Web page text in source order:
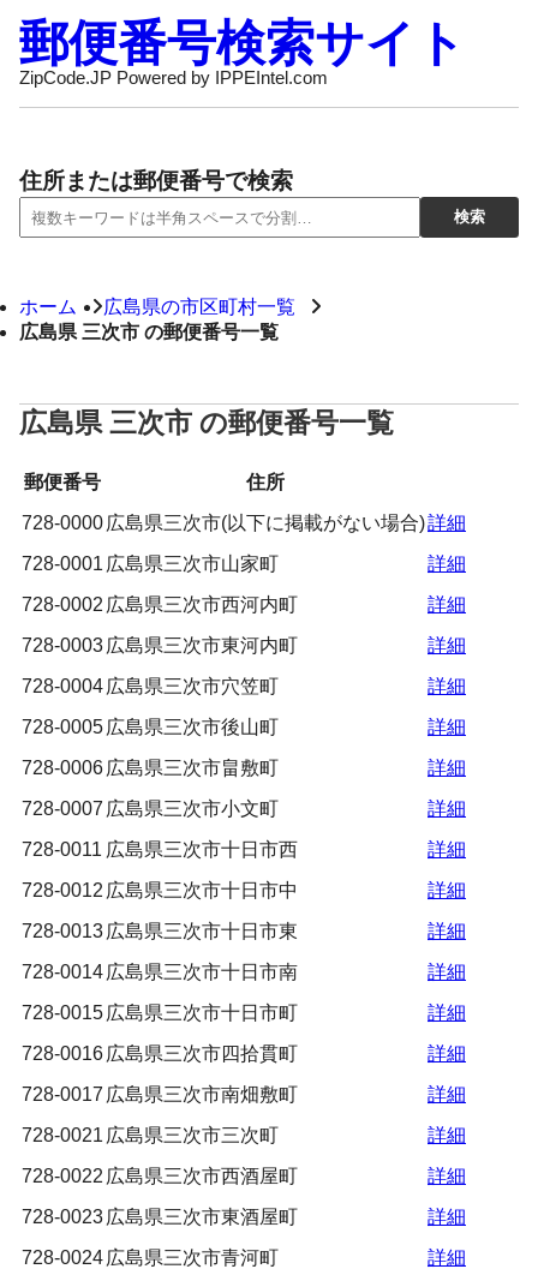
郵便番号検索サイト
ZipCode.JP Powered by IPPEIntel.com
住所または郵便番号で検索
ホーム
広島県の市区町村一覧
広島県 三次市 の郵便番号一覧
広島県 三次市 の郵便番号一覧
郵便番号
住所
728-0000 広島県三次市(以下に掲載がない場合)詳細
728-0001 広島県三次市山家町
詳細
728-0002 広島県三次市西河内町
詳細
728-0003 広島県三次市東河内町
詳細
728-0004 広島県三次市穴笠町
詳細
728-0005 広島県三次市後山町
詳細
728-0006 広島県三次市畠敷町
詳細
728-0007 広島県三次市小文町
詳細
728-0011 広島県三次市十日市西
詳細
728-0012 広島県三次市十日市中
詳細
728-0013 広島県三次市十日市東
詳細
728-0014 広島県三次市十日市南
詳細
728-0015 広島県三次市十日市町
詳細
728-0016 広島県三次市四拾貫町
詳細
728-0017 広島県三次市南畑敷町
詳細
728-0021 広島県三次市三次町
詳細
728-0022 広島県三次市西酒屋町
詳細
728-0023 広島県三次市東酒屋町
詳細
728-0024 広島県三次市青河町
詳細